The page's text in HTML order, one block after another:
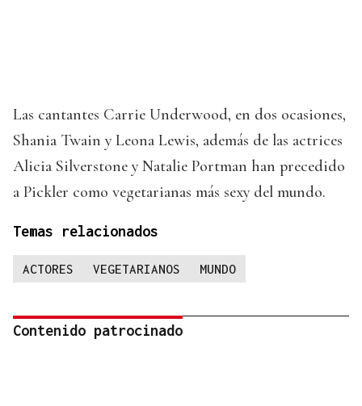
Las cantantes Carrie Underwood, en dos ocasiones,
Shania Twain y Leona Lewis, además de las actrices
Alicia Silverstone y Natalie Portman han precedido
a Pickler como vegetarianas más sexy del mundo.
Temas relacionados
ACTORES VEGETARIANOS MUNDO
Contenido patrocinado